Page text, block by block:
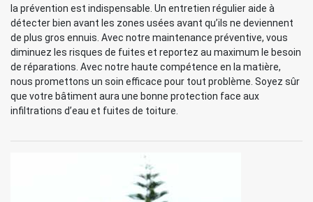
la prévention est indispensable. Un entretien régulier aide à
détecter bien avant les zones usées avant qu’ils ne deviennent
de plus gros ennuis. Avec notre maintenance préventive, vous
diminuez les risques de fuites et reportez au maximum le besoin
de réparations. Avec notre haute compétence en la matière,
nous promettons un soin efficace pour tout problème. Soyez sûr
que votre bâtiment aura une bonne protection face aux
infiltrations d’eau et fuites de toiture.